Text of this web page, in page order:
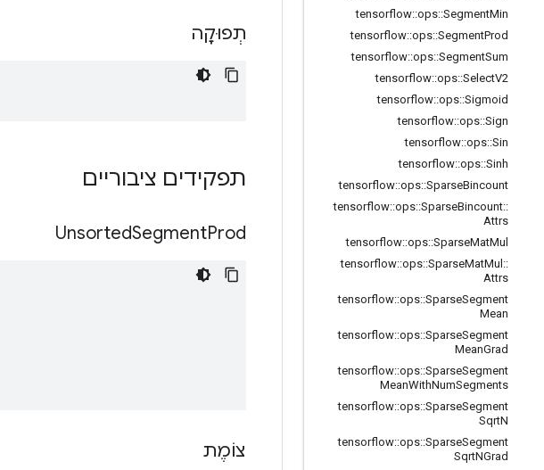
tensorflow::ops::SegmentMin
tensorflow::ops::SegmentProd
tensorflow::ops::SegmentSum
tensorflow::ops::SelectV2
tensorflow::ops::Sigmoid
tensorflow::ops::Sign
tensorflow::ops::Sin
tensorflow::ops::Sinh
tensorflow::ops::SparseBincount
tensorflow::ops::SparseBincount::
Attrs
tensorflow::ops::SparseMatMul
tensorflow::ops::SparseMatMul ::
Attrs
tensorflow::ops::SparseSegment
Mean
tensorflow::ops::SparseSegment
MeanGrad
tensorflow::ops::SparseSegment
MeanWithNumSegments
tensorflow::ops::SparseSegment
SqrtN
tensorflow::ops::SparseSegment
SqrtNGrad
תְפוּקָה
תפקידים ציבוריים
UnsortedSegmentProd
צוֹמֶת